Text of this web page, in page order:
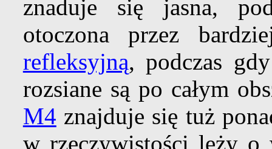
znaduje się jasna,
otoczona przez
refleksyjną, podczas
rozsiane są po całym
M4 znajduje się tuż
w rzeczywistości leży o